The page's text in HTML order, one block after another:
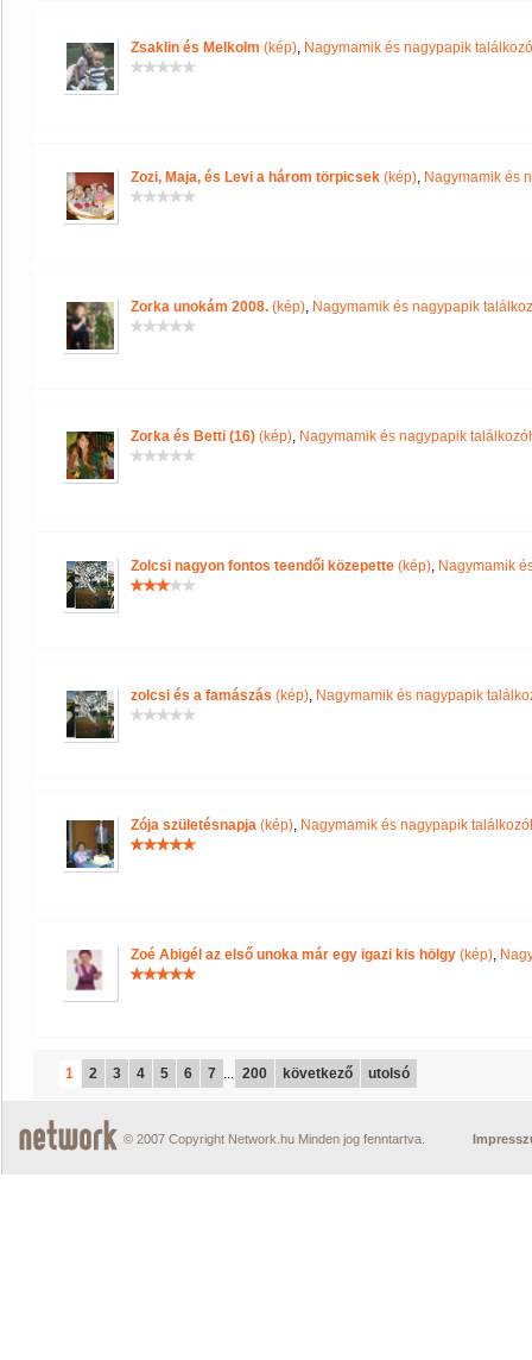
Zsaklin és Melkolm (kép), Nagymamik és nagypapik
Zozi, Maja, és Levi a három törpicsek (kép), Nagymamik és
Zorka unokám 2008. (kép), Nagymamik és nagypapik
Zorka és Betti (16) (kép), Nagymamik és nagypapik
Zolcsi nagyon fontos teendői közepette (kép), Nagymamik
zolcsi és a famászás (kép), Nagymamik és nagypapik
Zója születésnapja (kép), Nagymamik és nagypapik
Zoé Abigél az első unoka már egy igazi kis hölgy (kép),
1 2 3 4 5 6 7 ... 200 következő utolsó
© 2007 Copyright Network.hu Minden jog fenntartva.